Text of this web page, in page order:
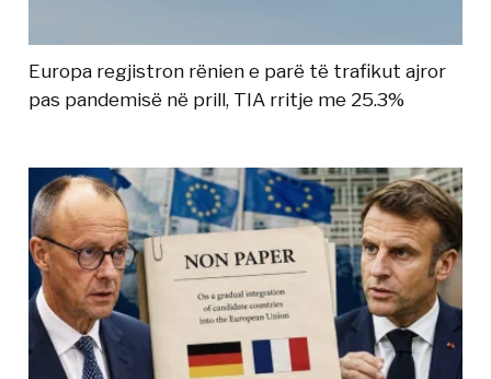
Europa regjistron rënien e parë të trafikut ajror
pas pandemisë në prill, TIA rritje me 25.3%